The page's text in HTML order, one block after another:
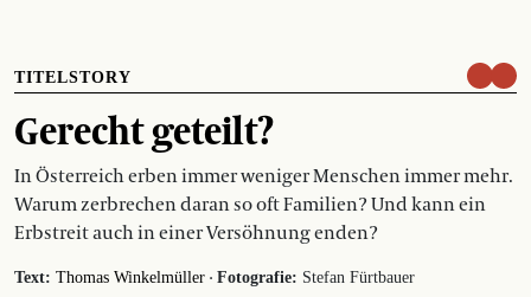
TITELSTORY
Gerecht geteilt?
In Österreich erben immer weniger Menschen immer mehr.
Warum zerbrechen daran so oft Familien? Und kann ein
Erbstreit auch in einer Versöhnung enden?
Text: Thomas Winkelmüller · Fotografie: Stefan Fürtbauer